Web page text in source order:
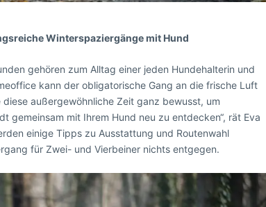
Winterspaziergänge mit Hund
gehören zum Alltag einer jeden Hundehalterin und
kann der obligatorische Gang an die frische Luft
außergewöhnliche Zeit ganz bewusst, um
gemeinsam mit Ihrem Hund neu zu entdecken“, rät Eva
einige Tipps zu Ausstattung und Routenwahl
für Zwei- und Vierbeiner nichts entgegen.